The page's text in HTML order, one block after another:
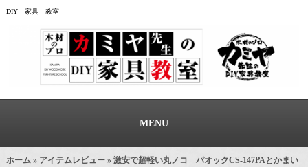
DIY 家具 教室
MENU
ホーム » アイテムレビュー» 激安で超軽い丸ノコ パオックCS-147PAとかまい